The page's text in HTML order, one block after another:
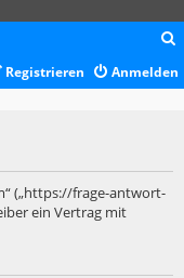
c
Anmelden
Registrieren
(„https://frage-antwort-
ein Vertrag mit